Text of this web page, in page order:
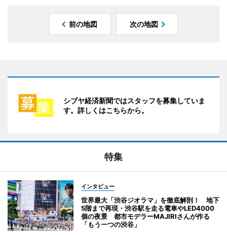
前の地図 次の地図
シブヤ経済新聞ではスタッフを募集していま
す。詳しくはこちらから。
特集
インタビュー
世界最大「渋谷ジオラマ」を徹底解剖！ 地下
5階まで再現・渋谷駅を走る電車やLED4000
個の夜景 都市モデラーMAJIRIさんが作る
「もう一つの渋谷」